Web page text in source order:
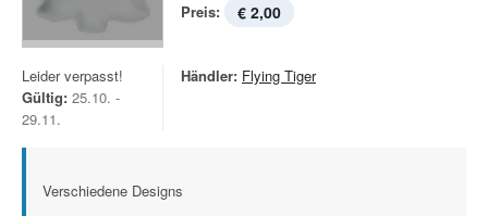
Preis: € 2,00
Leider verpasst!
Gültig: 25.10. -
29.11.
Händler: Flying Tiger
Verschiedene Designs